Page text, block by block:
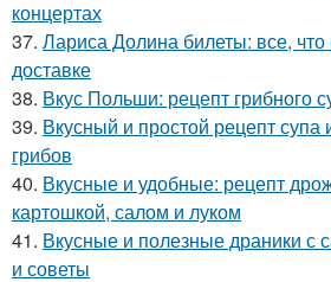
концертах
37. Лариса Долина билеты: все, что
доставке
38. Вкус Польши: рецепт грибного
39. Вкусный и простой рецепт супа
грибов
40. Вкусные и удобные: рецепт
картошкой, салом и луком
41. Вкусные и полезные драники с
и советы